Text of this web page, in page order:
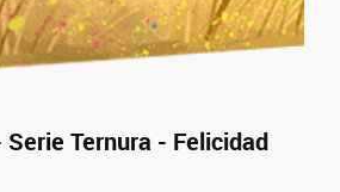
Ternura - Felicidad